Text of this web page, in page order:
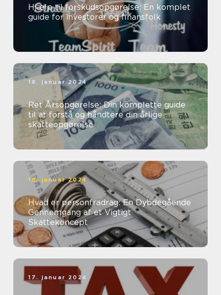
Hjælp til forskudsopgørelse: En komplet
guide for investorer og finansfolk
18. januar 2024
Ret Årsopgørelse: Din komplette guide
til at forstå og håndtere din årlige
skatteopgørelse
18. januar 2024
Hvad er personfradrag: En Dybdegående
Gennemgang af et Vigtigt
Skattekoncept
17. januar 2024